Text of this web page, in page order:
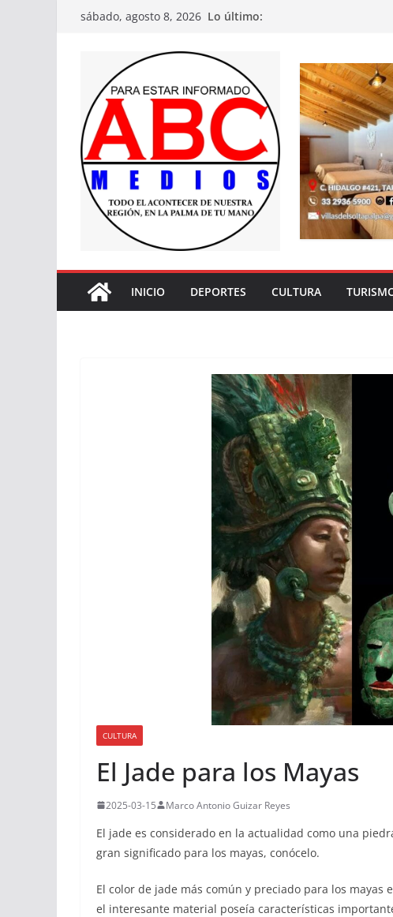
Saltarsábado, agosto 8, 2026 Lo último:
INICIO DEPORTES CULTURA
CULTURA
El Jade para los Mayas
2025-03-15 Marco Antonio Guizar Reyes
El jade es considerado en la actualidad como una
gran significado para los mayas, conócelo.
El color de jade más común y preciado para los
el interesante material poseía características